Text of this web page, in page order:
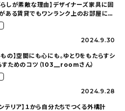
らしが素敵な理由】デザイナーズ家具に囲
ある賃貸でもワンランク上のお部屋に〜
暮らしのこと（_____chika708さん）
2024.9.30
の】空間にも心にも。ゆとりをもたらすシ
すためのコツ（103__roomさん）
2024.9.28
テリア】１から自分たちでつくる外構計